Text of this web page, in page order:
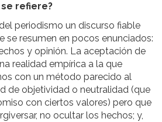
refiere?
periodismo un discurso fiable
se resumen en pocos enunciados:
y opinión. La aceptación de
realidad empírica a la que
con un método parecido al
de objetividad o neutralidad (que
con ciertos valores) pero que
no ocultar los hechos; y,